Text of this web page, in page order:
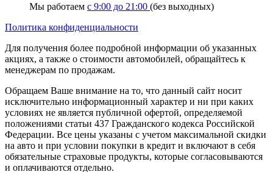
Мы работаем с 9:00 до 21:00 (без выходных)
Политика конфиденциальности
Для получения более подробной информации об указанных
акциях, а также о стоимости автомобилей, обращайтесь к
менеджерам по продажам.
Обращаем Ваше внимание на то, что данный сайт носит
исключительно информационный характер и ни при каких
условиях не является публичной офертой, определяемой
положениями статьи 437 Гражданского кодекса Российской
Федерации. Все цены указаны с учетом максимальной скидки
на авто и при условии покупки в кредит и включают в себя
обязательные страховые продукты, которые согласовываются
и оплачиваются отдельно.